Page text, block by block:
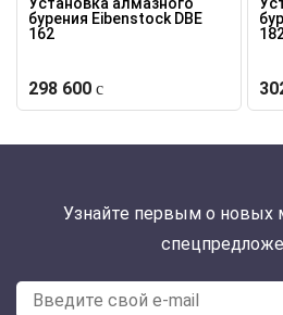
бурения Eibenstock DBE
162
298 600
Узнайте первым о новых